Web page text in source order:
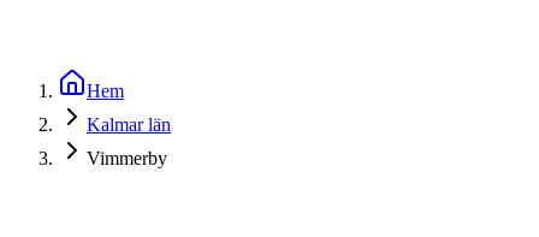
Hem
Kalmar län
Vimmerby